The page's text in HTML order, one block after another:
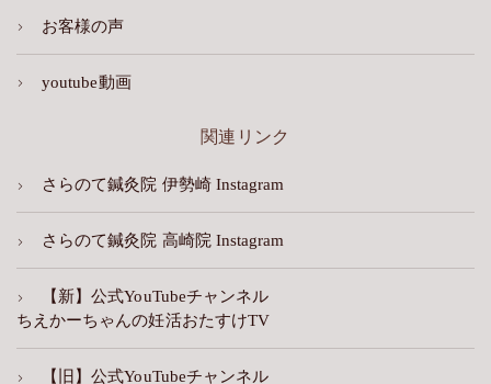
お客様の声
youtube動画
関連リンク
さらのて鍼灸院 伊勢崎 Instagram
さらのて鍼灸院 高崎院 Instagram
【新】公式YouTubeチャンネル
ちえかーちゃんの妊活おたすけTV
【旧】公式YouTubeチャンネル